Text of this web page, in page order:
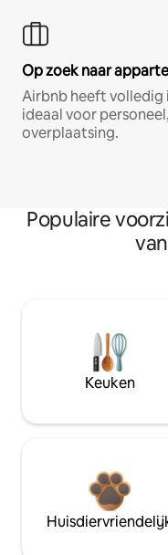
Op zoek naar
Airbnb heeft
ideaal voor
overplaatsing.
Populaire
Keuken